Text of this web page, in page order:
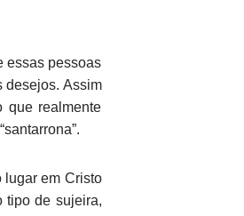
essas pessoas
desejos. Assim
que realmente
lugar em Cristo
tipo de sujeira,